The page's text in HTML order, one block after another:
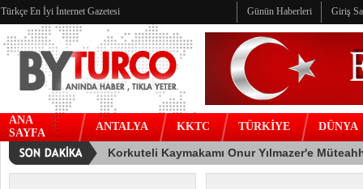
Türkçe En İyi İnternet Gazetesi Günün Haberleri Giriş
ANA
SAYFA
ANTALYA KKTC TÜRKİYE DÜNYA